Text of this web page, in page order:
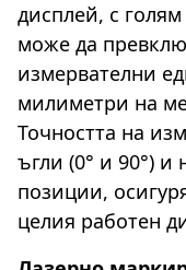
дисплей, с
може да
измервателни
милиметри на
Точността на
ъгли (0° и 90°) и
позиции,
целия работен